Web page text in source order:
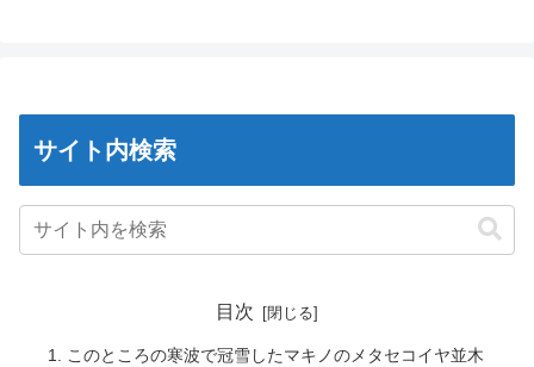
サイト内検索
目次
このところの寒波で冠雪したマキノのメタセコイヤ並木